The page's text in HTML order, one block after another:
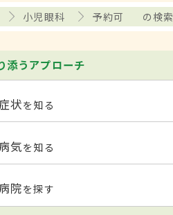
小児眼科 予約可 の検
添うアプローチ
状を知る
気を知る
院を探す